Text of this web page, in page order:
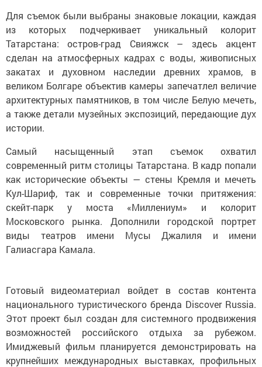
Для съемок были выбраны знаковые локации, каждая
из которых подчеркивает уникальный колорит
Татарстана: остров-град Свияжск – здесь акцент
сделан на атмосферных кадрах с воды, живописных
закатах и духовном наследии древних храмов, в
великом Болгаре объектив камеры запечатлел величие
архитектурных памятников, в том числе Белую мечеть,
а также детали музейных экспозиций, передающие дух
истории.
Самый насыщенный этап съемок охватил
современный ритм столицы Татарстана. В кадр попали
как исторические объекты — стены Кремля и мечеть
Кул-Шариф, так и современные точки притяжения:
скейт-парк у моста «Миллениум» и колорит
Московского рынка. Дополнили городской портрет
виды театров имени Мусы Джалиля и имени
Галиасгара Камала.
Готовый видеоматериал войдет в состав контента
национального туристического бренда Discover Russia.
Этот проект был создан для системного продвижения
возможностей российского отдыха за рубежом.
Имиджевый фильм планируется демонстрировать на
крупнейших международных выставках, профильных